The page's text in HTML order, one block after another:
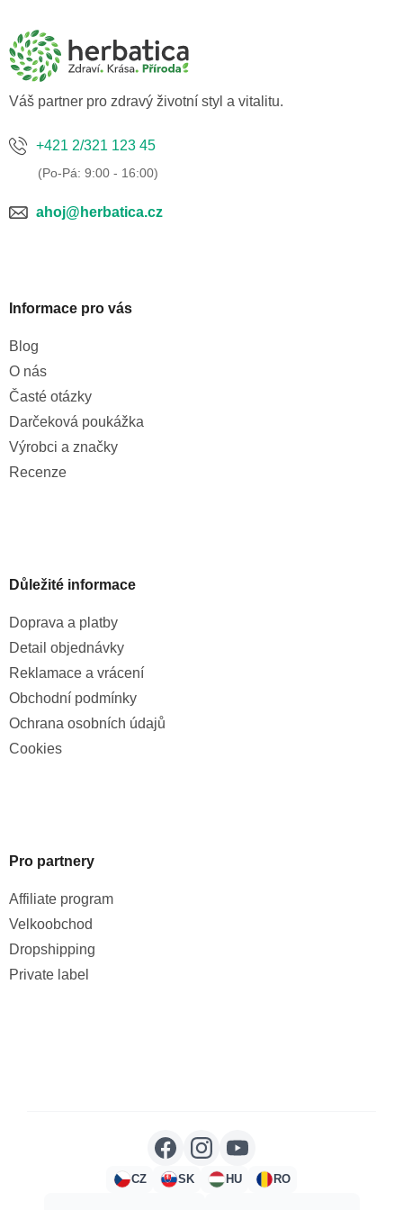
a
Váš partner pro zdravý životní styl a vitalitu.
+421 2/321 123 45
ahoj@herbatica.cz
Informace pro vás
Blog
O nás
Časté otázky
Darčeková poukážka
Výrobci a značky
Recenze
Důležité informace
Doprava a platby
Detail objednávky
Reklamace a vrácení
Obchodní podmínky
Ochrana osobních údajů
Cookies
Pro partnery
Affiliate program
Velkoobchod
Dropshipping
Private label
CZ SK HU RO